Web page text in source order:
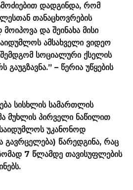
დადგინდა, რომ
თანაცხოვრების
და შეინახა მისი
ამსახველი ვიდეო
სოციალური ქსელის
გაუგზავნა.” – წერია უწყების
სისხლის სამართლის
მუხლის პირველი ნაწილით
უკანონოდ
გავრცელება) წარედგინა, რაც
7 წლამდე თავისუფლების